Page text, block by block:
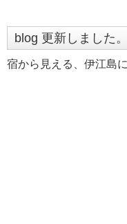
blog 更新しました。
宿から見える、伊江島